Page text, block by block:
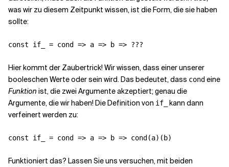
was wir zu diesem Zeitpunkt wissen, ist die Form, die sie haben
sollte:
Hier kommt der Zaubertrick! Wir wissen, dass einer unserer
booleschen Werteodersein wird. Das bedeutet, dass condeine
Funktion ist, die zwei Argumente akzeptiert; genau die
Argumente, die wir haben! Die Definition von if_
kann dann
verfeinert werden zu:
Funktioniert das? Lassen Sie uns versuchen, mit beiden